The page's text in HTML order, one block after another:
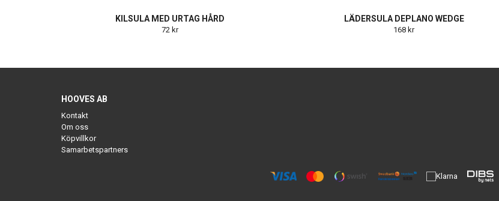
KILSULA MED URTAG HÅRD
72 kr
LÄDERSULA DEPLANO WEDGE
168 kr
HOOVES AB
Kontakt
Om oss
Köpvillkor
Samarbetspartners